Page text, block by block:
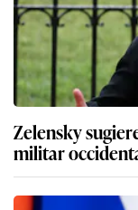
Zelensky
militar